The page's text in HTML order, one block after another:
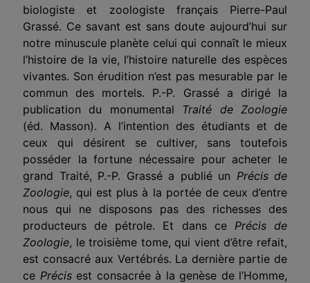
biologiste et zoologiste français Pierre-Paul
Grassé. Ce savant est sans doute aujourd’hui sur
notre minuscule planète celui qui connaît le mieux
l’histoire de la vie, l’histoire naturelle des espèces
vivantes. Son érudition n’est pas mesurable par le
commun des mortels. P.-P. Grassé a dirigé la
publication du monumental Traité de Zoologie
(éd. Masson). A l’intention des étudiants et de
ceux qui désirent se cultiver, sans toutefois
posséder la fortune nécessaire pour acheter le
grand Traité, P.-P. Grassé a publié un Précis de
Zoologie, qui est plus à la portée de ceux d’entre
nous qui ne disposons pas des richesses des
producteurs de pétrole. Et dans ce Précis de
Zoologie, le troisième tome, qui vient d’être refait,
est consacré aux Vertébrés. La dernière partie de
ce Précisest consacrée à la genèse de l’Homme,